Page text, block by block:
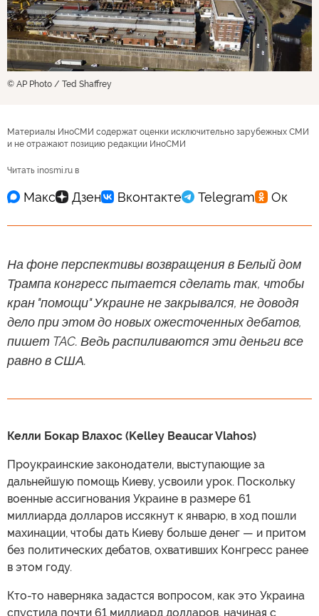
© AP Photo / Ted Shaffrey
Материалы ИноСМИ содержат оценки исключительно зарубежных СМИ
и не отражают позицию редакции ИноСМИ
Читать inosmi.ru в
На фоне перспективы возвращения в Белый дом
Трампа конгресс пытается сделать так, чтобы
кран "помощи" Украине не закрывался, не доводя
дело при этом до новых ожесточенных дебатов,
пишет TAC. Ведь распиливаются эти деньги все
равно в США.
Келли Бокар Влахос (Kelley Beaucar Vlahos)
Проукраинские законодатели, выступающие за
дальнейшую помощь Киеву, усвоили урок. Поскольку
военные ассигнования Украине в размере 61
миллиарда долларов иссякнут к январю, в ход пошли
махинации, чтобы дать Киеву больше денег — и притом
без политических дебатов, охвативших Конгресс ранее
в этом году.
Кто-то наверняка задастся вопросом, как это Украина
спустила почти 61 миллиард долларов, начиная с